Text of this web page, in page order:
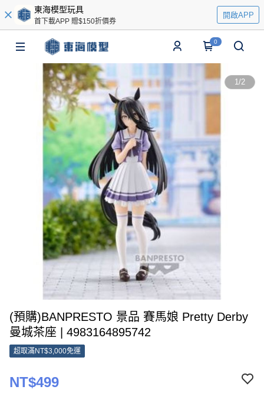
東海模型玩具
首下載APP 贈$150折價券
開啟APP
0
1/2
(預購)BANPRESTO 景品 賽馬娘 Pretty Derby
曼城茶座 | 4983164895742
超取滿NT$3,000免運
NT$499